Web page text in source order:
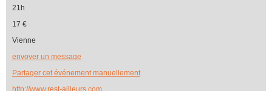
21h
17 €
Vienne
envoyer un message
Partager cet événement manuellement
http://www.rest-ailleurs.com